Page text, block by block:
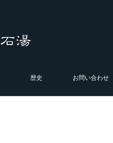
歴史 お問い合わせ